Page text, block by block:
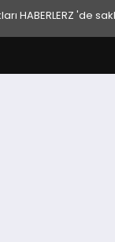
HABERLERZ 'de